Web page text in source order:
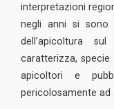
interpretazioni
negli anni si sono
dell’apicoltura
caratterizza,
apicoltori e
pericolosamente ad